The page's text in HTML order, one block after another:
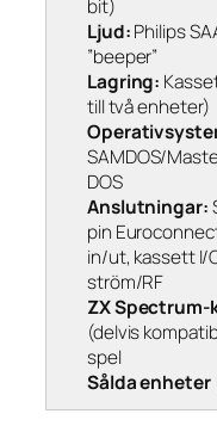
bit)
Ljud:Philips
”beeper”
Lagring:
till två enheter)
SAMDOS/
DOS
Anslutningar:
pin
in/ut, kassett I/
ström/RF
ZX
(delvis
spel
Sålda